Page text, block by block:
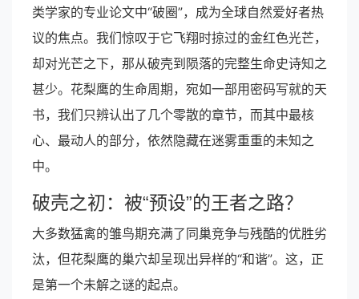
类学家的专业论文中“破圈”，成为全球自然爱好者热
议的焦点。我们惊叹于它飞翔时掠过的金红色光芒，
却对光芒之下，那从破壳到陨落的完整生命史诗知之
甚少。花梨鹰的生命周期，宛如一部用密码写就的天
书，我们只辨认出了几个零散的章节，而其中最核
心、最动人的部分，依然隐藏在迷雾重重的未知之
中。
破壳之初：被“预设”的王者之路？
大多数猛禽的雏鸟期充满了同巢竞争与残酷的优胜劣
汰，但花梨鹰的巢穴却呈现出异样的“和谐”。这，正
是第一个未解之谜的起点。